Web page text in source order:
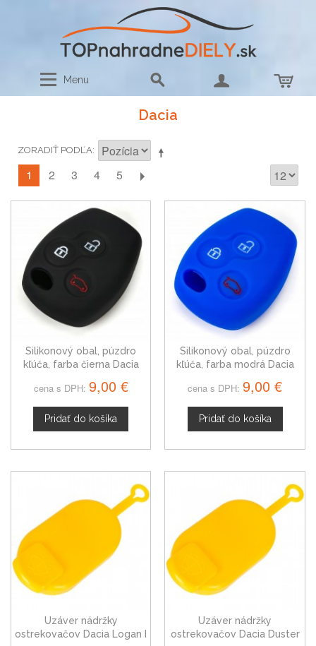
Menu
Dacia
ZORADIŤ PODĽA
1 2 3 4 5
Silikonový obal, púzdro
kľúča, farba čierna Dacia
cena s DPH: 9,00 €
Pridať do košíka
Silikonový obal, púzdro
kľúča, farba modrá Dacia
cena s DPH: 9,00 €
Pridať do košíka
Uzáver nádržky
ostrekovačov Dacia Logan I
Uzáver nádržky
ostrekovačov Dacia Duster